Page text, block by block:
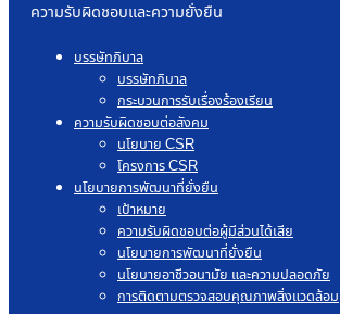
ความรับผิดชอบและความยั่งยืน
บรรษัทภิบาล
บรรษัทภิบาล
กระบวนการรับเรื่องร้องเรียน
ความรับผิดชอบต่อสังคม
นโยบาย CSR
โครงการ CSR
นโยบายการพัฒนาที่ยั่งยืน
เป้าหมาย
ความรับผิดชอบต่อผู้มีส่วนได้เสีย
นโยบายการพัฒนาที่ยั่งยืน
นโยบายอาชีวอนามัย และความปลอดภัย
การติดตามตรวจสอบคุณภาพสิ่งแวดล้อม